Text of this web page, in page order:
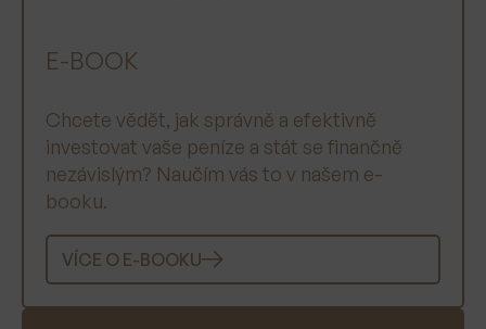
E-BOOK
Chcete vědět, jak správně a efektivně
investovat vaše peníze a stát se finančně
nezávislým? Naučím vás to v našem e-
booku.
VÍCE O E-BOOKU